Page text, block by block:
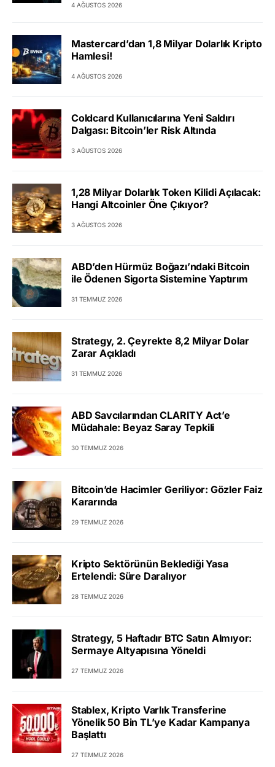
4 AĞUSTOS 2026
Mastercard’dan 1,8 Milyar Dolarlık Kripto
Hamlesi!
4 AĞUSTOS 2026
Coldcard Kullanıcılarına Yeni Saldırı
Dalgası: Bitcoin’ler Risk Altında
3 AĞUSTOS 2026
1,28 Milyar Dolarlık Token Kilidi Açılacak:
Hangi Altcoinler Öne Çıkıyor?
3 AĞUSTOS 2026
ABD’den Hürmüz Boğazı’ndaki Bitcoin
ile Ödenen Sigorta Sistemine Yaptırım
31 TEMMUZ 2026
Strategy, 2. Çeyrekte 8,2 Milyar Dolar
Zarar Açıkladı
31 TEMMUZ 2026
ABD Savcılarından CLARITY Act’e
Müdahale: Beyaz Saray Tepkili
30 TEMMUZ 2026
Bitcoin’de Hacimler Geriliyor: Gözler Faiz
Kararında
29 TEMMUZ 2026
Kripto Sektörünün Beklediği Yasa
Ertelendi: Süre Daralıyor
28 TEMMUZ 2026
Strategy, 5 Haftadır BTC Satın Almıyor:
Sermaye Altyapısına Yöneldi
27 TEMMUZ 2026
Stablex, Kripto Varlık Transferine
Yönelik 50 Bin TL’ye Kadar Kampanya
Başlattı
27 TEMMUZ 2026